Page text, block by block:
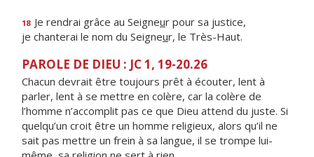
18 Je rendrai grâce au Seigneur pour sa justice,
je chanterai le nom du Seigneur, le Très-Haut.
PAROLE DE DIEU : JC 1, 19-20.26
Chacun devrait être toujours prêt à écouter, lent à
parler, lent à se mettre en colère, car la colère de
l’homme n’accomplit pas ce que Dieu attend du juste. Si
quelqu’un croit être un homme religieux, alors qu’il ne
sait pas mettre un frein à sa langue, il se trompe lui-